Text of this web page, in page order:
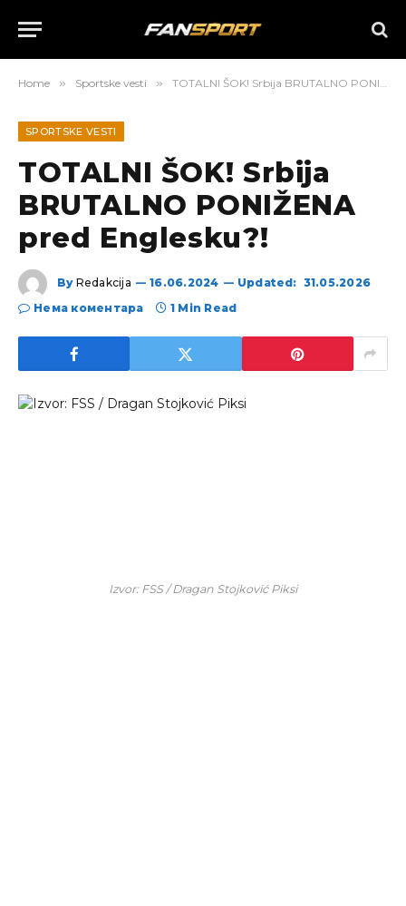
Home » Sportske vesti » TOTALNI ŠOK! Srbija BRUTALNO PONIŽENA pred Englesku?!
SPORTSKE VESTI
TOTALNI ŠOK! Srbija
BRUTALNO PONIŽENA
pred Englesku?!
By Redakcija 16.06.2024 Updated: 31.05.2026
Нема коментара
1 Min Read
Izvor: FSS / Dragan Stojković Piksi